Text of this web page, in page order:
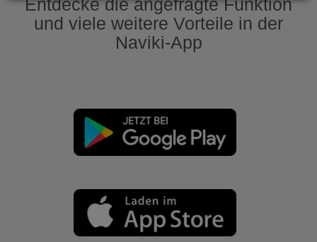
Entdecke die angefragte Funktion
und viele weitere Vorteile in der
Naviki-App